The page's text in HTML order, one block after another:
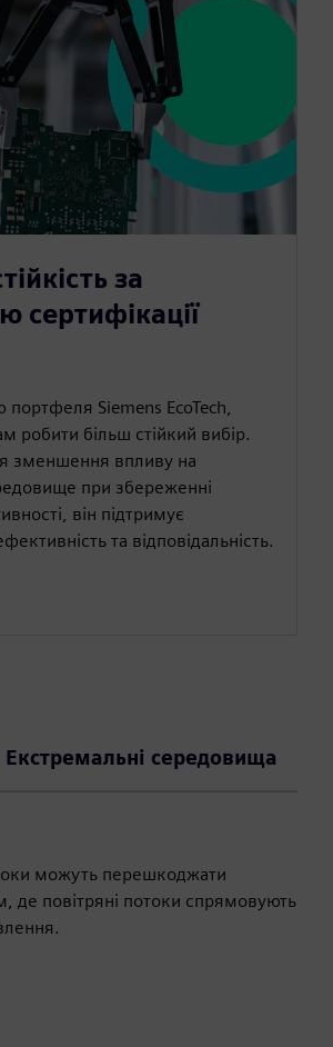
за
сертифікації
портфеля Siemens EcoTech,
робити більш стійкий вибір.
зменшення впливу на
при збереженні
він підтримує
та відповідальність.
Екстремальні середовища
можуть перешкоджати
де повітряні потоки спрямовують